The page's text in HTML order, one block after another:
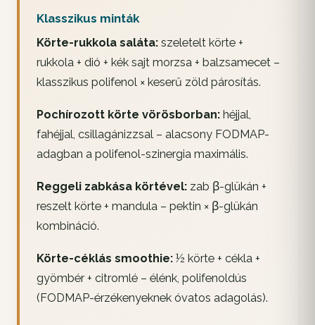
Klasszikus minták
Körte-rukkola saláta: szeletelt körte +
rukkola + dió + kék sajt morzsa + balzsamecet –
klasszikus polifenol × keserű zöld párosítás.
Pochírozott körte vörösborban: héjjal,
fahéjjal, csillagánizzsal – alacsony FODMAP-
adagban a polifenol-szinergia maximális.
Reggeli zabkása körtével: zab β-glükán +
reszelt körte + mandula – pektin × β-glükán
kombináció.
Körte-céklás smoothie: ½ körte + cékla +
gyömbér + citromlé – élénk, polifenoldús
(FODMAP-érzékenyeknek óvatos adagolás).